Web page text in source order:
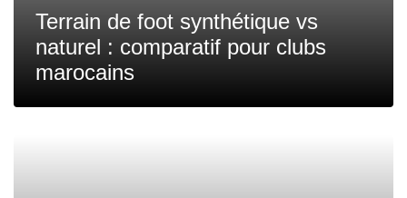
Terrain de foot synthétique vs
naturel : comparatif pour clubs
marocains